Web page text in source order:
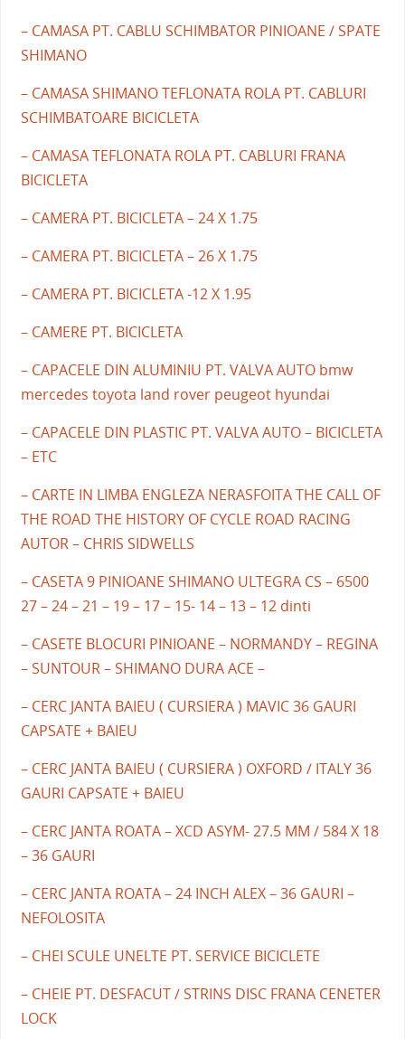
– CAMASA PT. CABLU SCHIMBATOR PINIOANE / SPATE
SHIMANO
– CAMASA SHIMANO TEFLONATA ROLA PT. CABLURI
SCHIMBATOARE BICICLETA
– CAMASA TEFLONATA ROLA PT. CABLURI FRANA
BICICLETA
– CAMERA PT. BICICLETA – 24 X 1.75
– CAMERA PT. BICICLETA – 26 X 1.75
– CAMERA PT. BICICLETA -12 X 1.95
– CAMERE PT. BICICLETA
– CAPACELE DIN ALUMINIU PT. VALVA AUTO bmw
mercedes toyota land rover peugeot hyundai
– CAPACELE DIN PLASTIC PT. VALVA AUTO – BICICLETA
– ETC
– CARTE IN LIMBA ENGLEZA NERASFOITA THE CALL OF
THE ROAD THE HISTORY OF CYCLE ROAD RACING
AUTOR – CHRIS SIDWELLS
– CASETA 9 PINIOANE SHIMANO ULTEGRA CS – 6500
27 – 24 – 21 – 19 – 17 – 15- 14 – 13 – 12 dinti
– CASETE BLOCURI PINIOANE – NORMANDY – REGINA
– SUNTOUR – SHIMANO DURA ACE –
– CERC JANTA BAIEU ( CURSIERA ) MAVIC 36 GAURI
CAPSATE + BAIEU
– CERC JANTA BAIEU ( CURSIERA ) OXFORD / ITALY 36
GAURI CAPSATE + BAIEU
– CERC JANTA ROATA – XCD ASYM- 27.5 MM / 584 X 18
– 36 GAURI
– CERC JANTA ROATA – 24 INCH ALEX – 36 GAURI –
NEFOLOSITA
– CHEI SCULE UNELTE PT. SERVICE BICICLETE
– CHEIE PT. DESFACUT / STRINS DISC FRANA CENETER
LOCK